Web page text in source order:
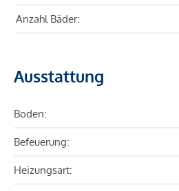
Anzahl Bäder:
Ausstattung
Boden:
Befeuerung:
Heizungsart: